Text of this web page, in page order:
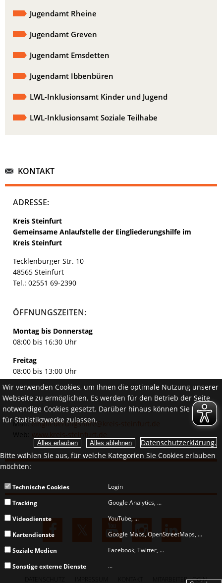
Jugendamt Rheine
Jugendamt Greven
Jugendamt Emsdetten
Jugendamt Ibbenbüren
LWL-Inklusionsamt Kinder und Jugend
LWL-Inklusionsamt Soziale Teilhabe
KONTAKT
ADRESSE:
Kreis Steinfurt
Gemeinsame Anlaufstelle der Eingliederungshilfe im
Kreis Steinfurt
Tecklenburger Str. 10
48565 Steinfurt
Tel.: 02551 69-2390
ÖFFNUNGSZEITEN:
Montag bis Donnerstag
08:00 bis 16:30 Uhr
Freitag
08:00 bis 13:00 Uhr
Mail:eingliederungshilfe@kreis-steinfurt.de
Web:
MITARBEITER-LOGIN
Wir verwenden Cookies, um Ihnen die optimale Nutzung unserer
Webseite zu ermöglichen. Es werden für den Betrieb der Seite
notwendige Cookies gesetzt. Darüber hinaus können Sie Cookies
für Statistikzwecke zulassen.
Datenschutzerklärung.
Bitte wählen Sie aus, für welche Kategorien Sie Cookies erlauben
möchten:
Technische Cookies
Login
Tracking
Google Analytics, ...
Videodienste
YouTube, ...
Kartendienste
Google Maps, OpenStreetMaps, ...
Soziale Medien
Facebook, Twitter, ...
Sonstige externe Dienste
...